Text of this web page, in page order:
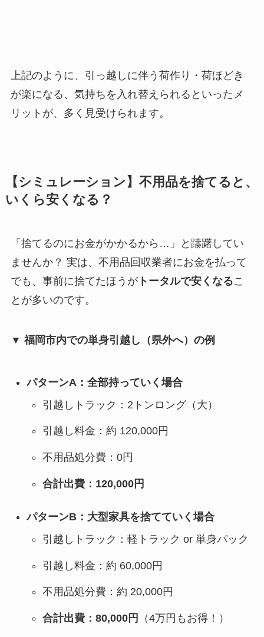
上記のように、引っ越しに伴う荷作り・荷ほどき
が楽になる、気持ちを入れ替えられるといったメ
リットが、多く見受けられます。
【シミュレーション】不用品を捨てると、
いくら安くなる？
「捨てるのにお金がかかるから…」と躊躇してい
ませんか？ 実は、不用品回収業者にお金を払って
でも、事前に捨てたほうがトータルで安くなるこ
とが多いのです。
▼ 福岡市内での単身引越し（県外へ）の例
パターンA：全部持っていく場合
引越しトラック：2トンロング（大）
引越し料金：約 120,000円
不用品処分費：0円
合計出費：120,000円
パターンB：大型家具を捨てていく場合
引越しトラック：軽トラック or 単身パック
引越し料金：約 60,000円
不用品処分費：約 20,000円
合計出費：80,000円 （4万円もお得！）